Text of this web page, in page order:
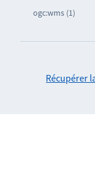
ogc:wms (1)
Récupérer